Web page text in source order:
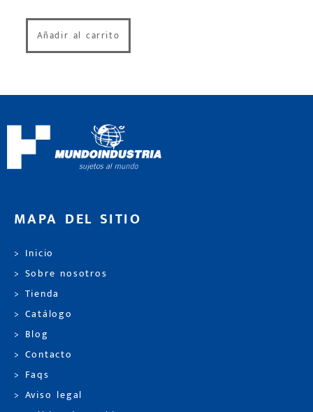
Añadir al carrito
MAPA DEL SITIO
> Inicio
> Sobre nosotros
> Tienda
> Catálogo
> Blog
> Contacto
> Faqs
> Aviso legal